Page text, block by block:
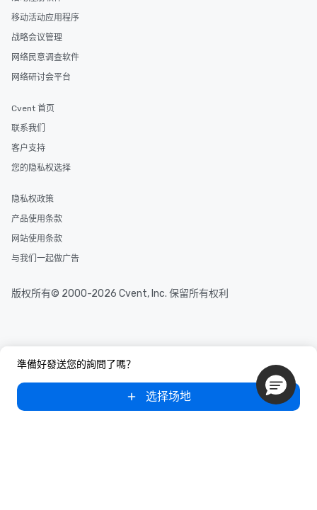
準備好發送您的詢問了嗎？
选择场地
移动活动应用程序
战略会议管理
网络民意调查软件
网络研讨会平台
Cvent 首页
联系我们
客户支持
您的隐私权选择
隐私权政策
产品使用条款
网站使用条款
与我们一起做广告
版权所有© 2000-2026 Cvent, Inc. 保留所有权利